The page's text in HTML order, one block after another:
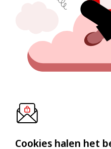
Cookies halen het